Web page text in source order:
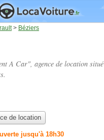
> Béziers
A Car", agence de location situé
de location
jusqu'à 18h30